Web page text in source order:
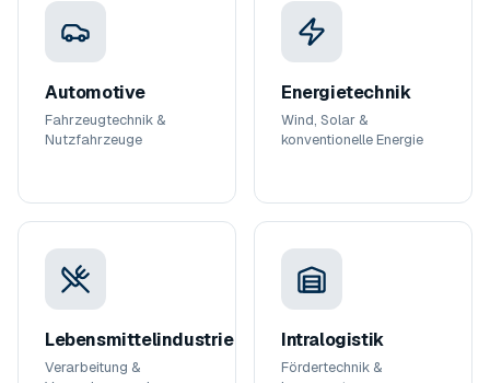
Automotive
Fahrzeugtechnik &
Nutzfahrzeuge
Energietechnik
Wind, Solar &
konventionelle Energie
Lebensmittelindustrie
Verarbeitung &
Intralogistik
Fördertechnik &